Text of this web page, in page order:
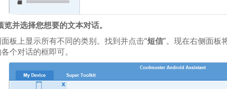
览并选择您想要的文本对话。
板上显示所有不同的类别。找到并点击“短信”。现在右侧面板
个对话的框即可。